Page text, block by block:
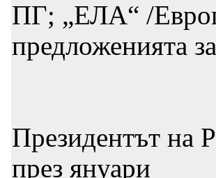
ПГ; „ЕЛА“ /
предложенията
Президентът на
през януари